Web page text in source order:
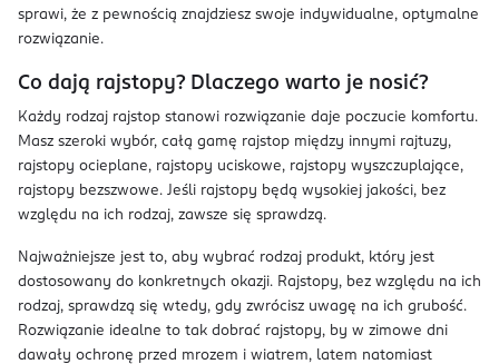
sprawi, że z pewnością znajdziesz swoje indywidualne, optymalne
rozwiązanie.
Co dają rajstopy? Dlaczego warto je nosić?
Każdy rodzaj rajstop stanowi rozwiązanie daje poczucie komfortu.
Masz szeroki wybór, całą gamę rajstop między innymi rajtuzy,
rajstopy ocieplane, rajstopy uciskowe, rajstopy wyszczuplające,
rajstopy bezszwowe. Jeśli rajstopy będą wysokiej jakości, bez
względu na ich rodzaj, zawsze się sprawdzą.
Najważniejsze jest to, aby wybrać rodzaj produkt, który jest
dostosowany do konkretnych okazji. Rajstopy, bez względu na ich
rodzaj, sprawdzą się wtedy, gdy zwrócisz uwagę na ich grubość.
Rozwiązanie idealne to tak dobrać rajstopy, by w zimowe dni
dawały ochronę przed mrozem i wiatrem, latem natomiast